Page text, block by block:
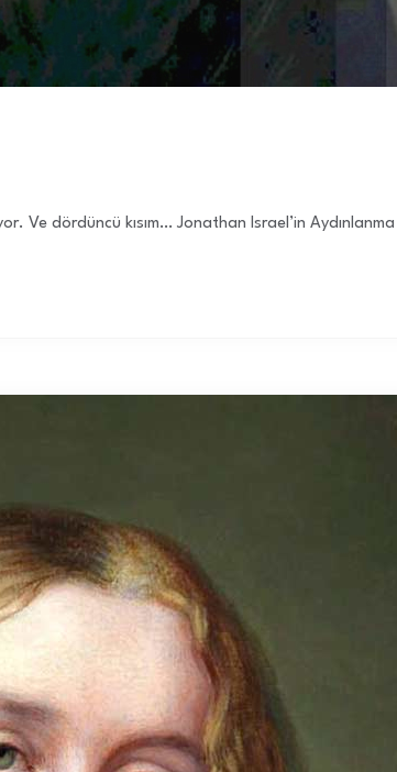
Ve dördüncü kısım… Jonathan Israel’in